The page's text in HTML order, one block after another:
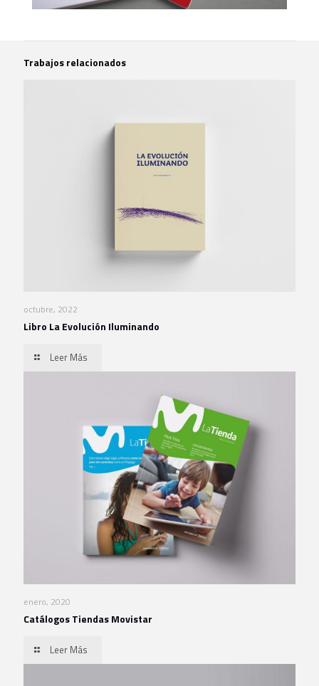
Trabajos relacionados
octubre, 2022
Libro La Evolución Iluminando
Leer Más
enero, 2020
Catálogos Tiendas Movistar
Leer Más